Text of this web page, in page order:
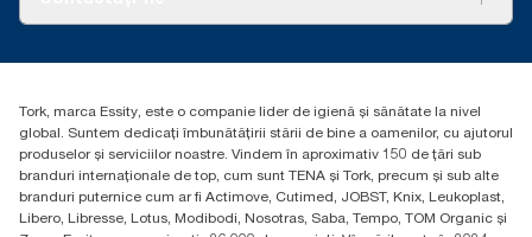
Essity Hungary Kft. Professional Hygiene
Budakeszi út 51.
Tork, marca Essity, este o companie lider de igienă și sănătate la nivel
global. Suntem dedicați îmbunătățirii stării de bine a oamenilor, cu ajutorul
produselor și serviciilor noastre. Vindem în aproximativ 150 de țări sub
branduri internaționale de top, cum sunt TENA și Tork, precum și sub alte
branduri puternice cum ar fi Actimove, Cutimed, JOBST, Knix, Leukoplast,
Libero, Libresse, Lotus, Modibodi, Nosotras, Saba, Tempo, TOM Organic și